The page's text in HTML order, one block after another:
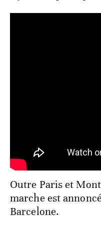
Outre Paris et
marche est
Barcelone.